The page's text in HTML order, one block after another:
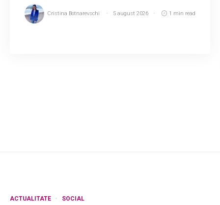
Cristina Botnarevschi 5 august 2026 1 min read
ACTUALITATE SOCIAL